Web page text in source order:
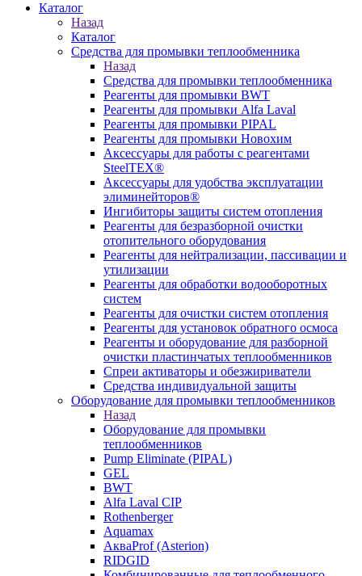
Каталог
Назад
Каталог
Средства для промывки теплообменника
Назад
Средства для промывки теплообменника
Реагенты для промывки BWT
Реагенты для промывки Alfa Laval
Реагенты для промывки PIPAL
Реагенты для промывки Новохим
Аксессуары для работы с реагентами
SteelTEX®
Аксессуары для удобства эксплуатации
элиминейторов®
Ингибиторы защиты систем отопления
Реагенты для безразборной очистки
отопительного оборудования
Реагенты для нейтрализации, пассивации и
утилизации
Реагенты для обработки водооборотных
систем
Реагенты для очистки систем отопления
Реагенты для установок обратного осмоса
Реагенты и оборудование для разборной
очистки пластинчатых теплообменников
Спреи активаторы и обезжириватели
Средства индивидуальной защиты
Оборудование для промывки теплообменников
Назад
Оборудование для промывки
теплообменников
Pump Eliminate (PIPAL)
GEL
BWT
Alfa Laval CIP
Rothenberger
Aquamax
АкваProf (Asterion)
RIDGID